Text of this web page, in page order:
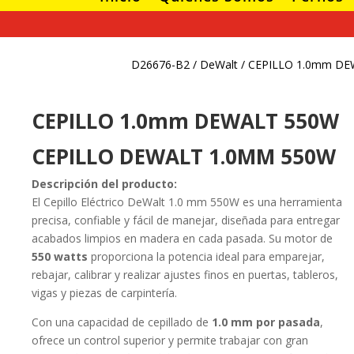
D26676-B2 / DeWalt / CEPILLO 1.0mm
CEPILLO 1.0mm DEWALT 550W
CEPILLO DEWALT 1.0MM 550W
Descripción del producto:
El Cepillo Eléctrico DeWalt 1.0 mm 550W es una herramienta
precisa, confiable y fácil de manejar, diseñada para entregar
acabados limpios en madera en cada pasada. Su motor de
550 watts proporciona la potencia ideal para emparejar,
rebajar, calibrar y realizar ajustes finos en puertas, tableros,
vigas y piezas de carpintería.
Con una capacidad de cepillado de 1.0 mm por pasada,
ofrece un control superior y permite trabajar con gran
DADO CON
$ 15.039-
$30.149 Rango
de
precios:
desde
$15.039
R ELÉCTRICO
YESO
$168.990El
precio
original
$168.990.
$116.870El
precio
es:
$116.870.
ESMERIL
ANGULAR 670W
$70.829El
precio
original
$ 60.830El
precio
$60.830.